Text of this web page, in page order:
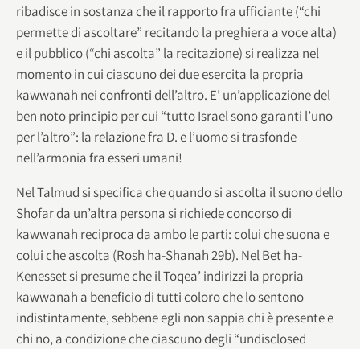
ribadisce in sostanza che il rapporto fra ufficiante (“chi
permette di ascoltare” recitando la preghiera a voce alta)
e il pubblico (“chi ascolta” la recitazione) si realizza nel
momento in cui ciascuno dei due esercita la propria
kawwanah nei confronti dell’altro. E’ un’applicazione del
ben noto principio per cui “tutto Israel sono garanti l’uno
per l’altro”: la relazione fra D. e l’uomo si trasfonde
nell’armonia fra esseri umani!
Nel Talmud si specifica che quando si ascolta il suono dello
Shofar da un’altra persona si richiede concorso di
kawwanah reciproca da ambo le parti: colui che suona e
colui che ascolta (Rosh ha-Shanah 29b). Nel Bet ha-
Kenesset si presume che il Toqea’ indirizzi la propria
kawwanah a beneficio di tutti coloro che lo sentono
indistintamente, sebbene egli non sappia chi è presente e
chi no, a condizione che ciascuno degli “undisclosed